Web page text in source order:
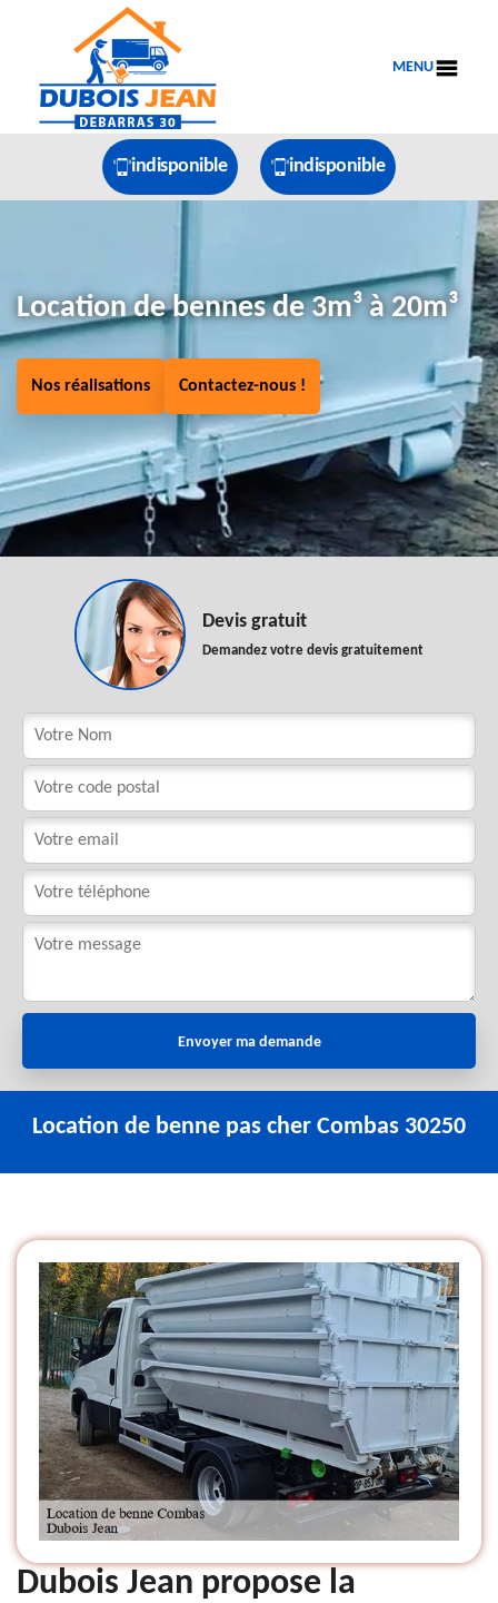
MENU
indisponible indisponible
Location de bennes de 3m³ à 20m³
Nos réalisations Contactez-nous !
Devis gratuit
Demandez votre devis gratuitement
Location de benne pas cher Combas 30250
Dubois Jean propose la